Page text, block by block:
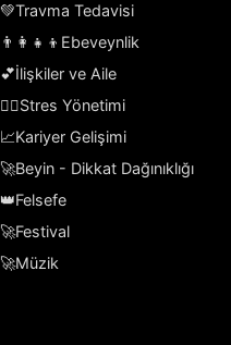
💚Travma Tedavisi
👨‍👩‍👧‍👦 Ebeveynlik
💕İlişkiler ve Aile
🧘‍♀️Stres Yönetimi
📈Kariyer Gelişimi
🚀Beyin - Dikkat Dağınıklığı
👑Felsefe
🚀Festival
🚀Müzik